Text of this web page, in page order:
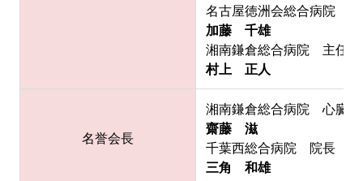
名古屋徳洲会総合病院
加藤 千雄
湘南鎌倉総合病院 主任
村上 正人
名誉会長
湘南鎌倉総合病院 心臓セ
齋藤 滋
千葉西総合病院 院長
三角 和雄